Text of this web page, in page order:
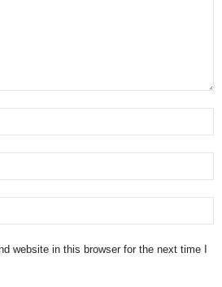
website in this browser for the next time I